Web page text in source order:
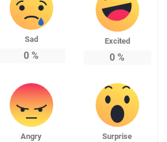
Sad
0 %
Excited
0 %
Angry Surprise